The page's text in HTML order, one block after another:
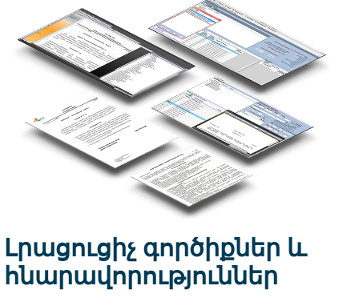
Լրացուցիչ գործիքներ և
հնարավորություններ